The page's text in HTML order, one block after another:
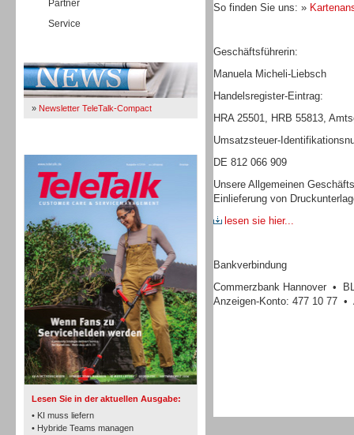
Partner
Service
» Newsletter TeleTalk-Compact
Lesen Sie in der aktuellen Ausgabe:
• KI muss liefern
• Hybride Teams managen
TK- und ACD-Systeme
So finden Sie uns: »
Geschäftsführerin:
Manuela Micheli-Liebsch
Handelsregister-Eintrag:
HRA 25501, HRB 55813,
Umsatzsteuer-
DE 812 066 909
Unsere Allgemeinen
Einlieferung von
lesen sie hier...
Bankverbindung
Commerzbank Hannover •
Anzeigen-Konto: 477 10 77 •